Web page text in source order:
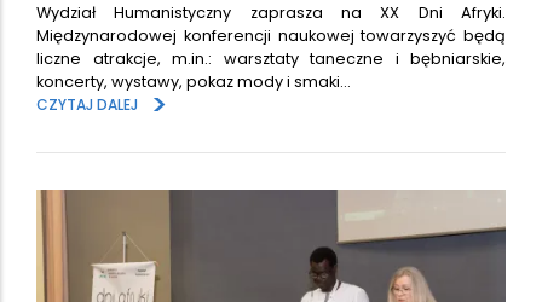
Wydział Humanistyczny zaprasza na XX Dni Afryki.
Międzynarodowej konferencji naukowej towarzyszyć będą
liczne atrakcje, m.in.: warsztaty taneczne i bębniarskie,
koncerty, wystawy, pokaz mody i smaki…
CZYTAJ DALEJ
>